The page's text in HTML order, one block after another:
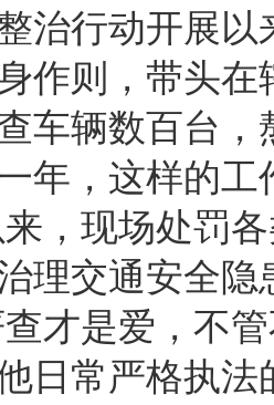
治行动开展
作则，带头
车辆数百台
年，这样的
，现场处罚
理交通安全隐
才是爱，不
日常严格执法